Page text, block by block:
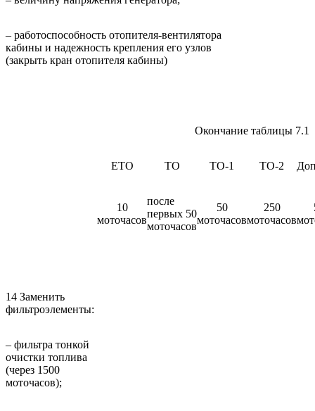
– работоспособность отопителя-вентилятора
кабины и надежность крепления его узлов
(закрыть кран отопителя кабины)
Окончание таблицы 7.1
ЕТО ТО ТО-1 ТО-2
10
моточасов
после
первых 50
моточасов
50
моточасов
250
моточасов
14 Заменить
фильтроэлементы:
– фильтра тонкой
очистки топлива
(через 1500
моточасов);